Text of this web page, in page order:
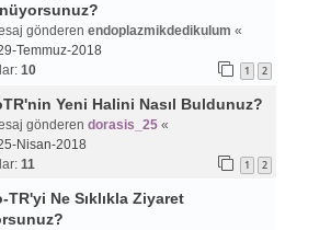
gönderen endoplazmikdedikulum «
Temmuz-2018
10 1 2
Yeni Halini Nasıl Buldunuz?
gönderen dorasis_25«
Nisan-2018
11 1 2
TR'yi Ne Sıklıkla Ziyaret